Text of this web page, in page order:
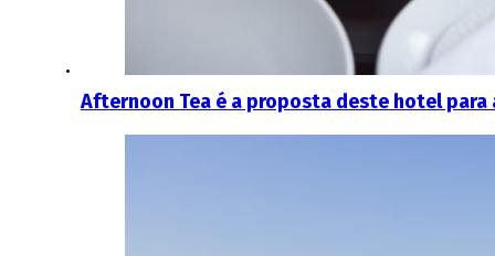
Afternoon Tea é a proposta deste hotel